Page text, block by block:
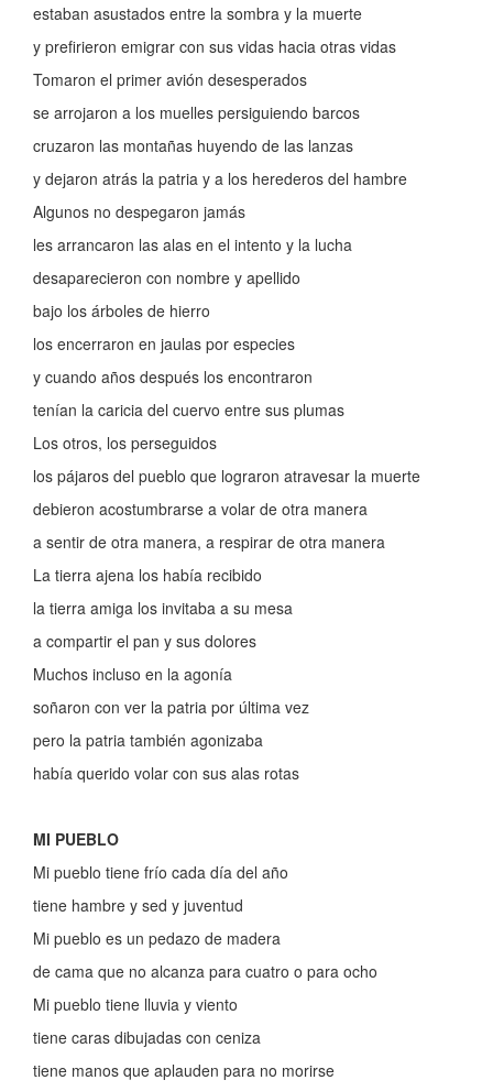
estaban asustados entre la sombra y la muerte
y prefirieron emigrar con sus vidas hacia otras vidas
Tomaron el primer avión desesperados
se arrojaron a los muelles persiguiendo barcos
cruzaron las montañas huyendo de las lanzas
y dejaron atrás la patria y a los herederos del hambre
Algunos no despegaron jamás
les arrancaron las alas en el intento y la lucha
desaparecieron con nombre y apellido
bajo los árboles de hierro
los encerraron en jaulas por especies
y cuando años después los encontraron
tenían la caricia del cuervo entre sus plumas
Los otros, los perseguidos
los pájaros del pueblo que lograron atravesar la muerte
debieron acostumbrarse a volar de otra manera
a sentir de otra manera, a respirar de otra manera
La tierra ajena los había recibido
la tierra amiga los invitaba a su mesa
a compartir el pan y sus dolores
Muchos incluso en la agonía
soñaron con ver la patria por última vez
pero la patria también agonizaba
había querido volar con sus alas rotas
MI PUEBLO
Mi pueblo tiene frío cada día del año
tiene hambre y sed y juventud
Mi pueblo es un pedazo de madera
de cama que no alcanza para cuatro o para ocho
Mi pueblo tiene lluvia y viento
tiene caras dibujadas con ceniza
tiene manos que aplauden para no morirse